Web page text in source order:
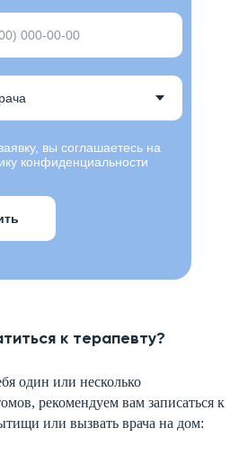
вы соглашаетесь на
конфиденциальности
к терапевту?
один или несколько
рекомендуем вам записаться к
или вызвать врача на дом: